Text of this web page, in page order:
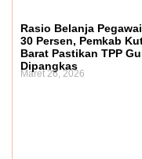
Rasio Belanja
30 Persen, Pemkab
Barat Pastikan TPP
Dipangkas
Maret 26, 2026